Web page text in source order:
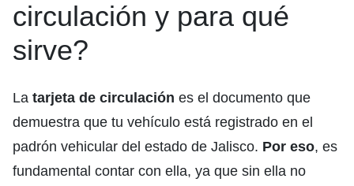
circulación y para qué
sirve?
La tarjeta de circulación es el documento que
demuestra que tu vehículo está registrado en el
padrón vehicular del estado de Jalisco. Por eso, es
fundamental contar con ella, ya que sin ella no